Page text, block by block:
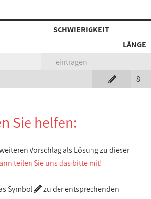
SCHWIERIGKEIT
LÄNGE
eintragen
8
Sie helfen:
Vorschlag als Lösung zu dieser
teilen Sie uns das bitte mit!
Symbol
zu der entsprechenden